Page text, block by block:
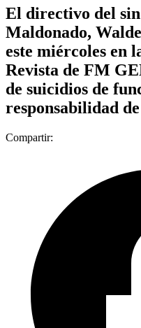
El directivo del
Maldonado,
este miércoles en
Revista de FM
de suicidios de
responsabilidad
Compartir: